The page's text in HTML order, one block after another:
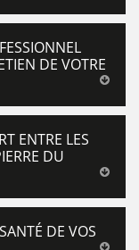
DE VOTRE
ENTRE LES
DU
DE VOS